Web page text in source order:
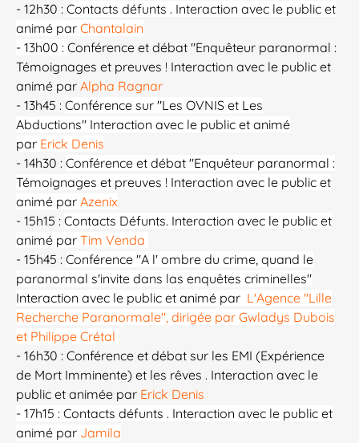
- 12h30 : Contacts défunts . Interaction avec le public et
animé par Chantalain
- 13h00 : Conférence et débat "Enquêteur paranormal :
Témoignages et preuves ! Interaction avec le public et
animé par Alpha Ragnar
- 13h45 : Conférence sur "Les OVNIS et Les
Abductions" Interaction avec le public et animé
par Erick Denis
- 14h30 : Conférence et débat "Enquêteur paranormal :
Témoignages et preuves ! Interaction avec le public et
animé par Azenix
- 15h15 : Contacts Défunts. Interaction avec le public et
animé par Tim Venda
- 15h45 : Conférence "A l' ombre du crime, quand le
paranormal s'invite dans las enquêtes criminelles"
Interaction avec le public et animé par L'Agence "Lille
Recherche Paranormale", dirigée par Gwladys Dubois
et Philippe Crétal
- 16h30 : Conférence et débat sur les EMI (Expérience
de Mort Imminente) et les rêves . Interaction avec le
public et animée par Erick Denis
- 17h15 : Contacts défunts . Interaction avec le public et
animé par Jamila